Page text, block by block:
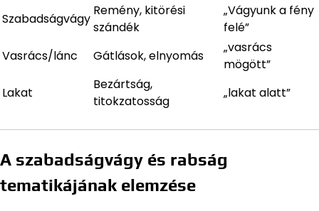
Szabadságvágy
Remény, kitörési
szándék
„Vágyunk a fény
felé”
Vasrács/lánc
Gátlások, elnyomás
„vasrács
mögött”
Lakat
Bezártság,
titokzatosság
„lakat alatt”
A szabadságvágy és rabság
tematikájának elemzése